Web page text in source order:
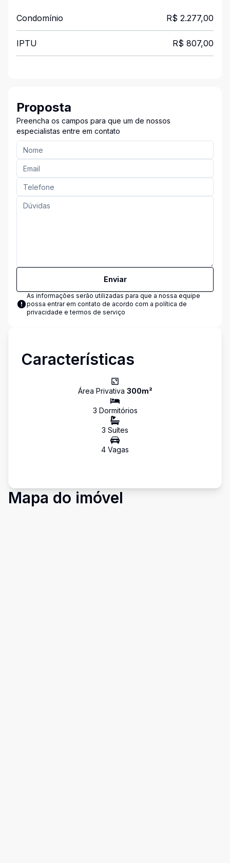
Condomínio R$ 2.277,00
IPTU R$ 807,00
Proposta
Preencha os campos para que um de nossos
especialistas entre em contato
Enviar
As informações serão utilizadas para que a nossa equipe
possa entrar em contato de acordo com a política de
privacidade e termos de serviço
Características
Área Privativa 300m²
3 Dormitórios
3 Suítes
4 Vagas
Mapa do imóvel